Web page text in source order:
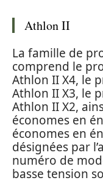
Athlon II
La famille de
comprend le
Athlon II X4, le
Athlon II X3, le
Athlon II X2,
économes en
économes en
désignées par
numéro de
basse tension